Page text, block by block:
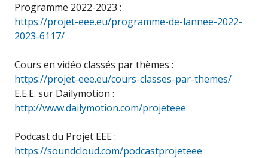
Programme 2022-2023 :
https://projet-eee.eu/programme-de-lannee-2022-
2023-6117/
Cours en vidéo classés par thèmes :
https://projet-eee.eu/cours-classes-par-themes/
E.E.E. sur Dailymotion :
http://www.dailymotion.com/projeteee
Podcast du Projet EEE :
https://soundcloud.com/podcastprojeteee